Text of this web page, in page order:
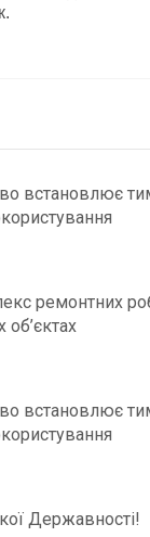
встановлює
ремонтних
встановлює
Державності!